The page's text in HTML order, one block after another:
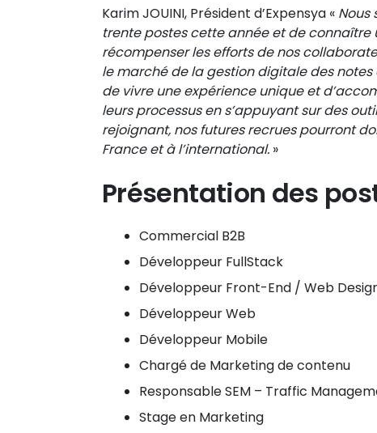
Karim JOUINI, Président d’Expensya « Nous
trente postes cette année et de
récompenser les efforts de nos
le marché de la gestion digitale des
de vivre une expérience unique et
leurs processus en s’appuyant sur des
rejoignant, nos futures recrues pourront
France et à l’international. »
Présentation des
Commercial B2B
Développeur FullStack
Développeur Front-End / Web
Développeur Web
Développeur Mobile
Chargé de Marketing de contenu
Responsable SEM – Traffic
Stage en Marketing